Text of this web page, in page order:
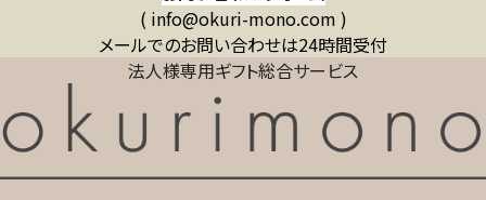
( info@okuri-mono.com )
メールでのお問い合わせは24時間受付
法人様専用ギフト総合サービス